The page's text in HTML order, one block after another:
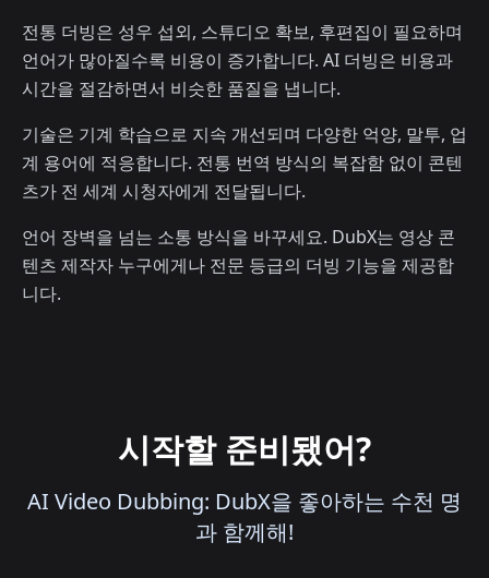
전통 더빙은 성우 섭외, 스튜디오 확보, 후편집이 필요하며
언어가 많아질수록 비용이 증가합니다. AI 더빙은 비용과
시간을 절감하면서 비슷한 품질을 냅니다.
기술은 기계 학습으로 지속 개선되며 다양한 억양, 말투, 업
계 용어에 적응합니다. 전통 번역 방식의 복잡함 없이 콘텐
츠가 전 세계 시청자에게 전달됩니다.
언어 장벽을 넘는 소통 방식을 바꾸세요. DubX는 영상 콘
텐츠 제작자 누구에게나 전문 등급의 더빙 기능을 제공합
니다.
시작할 준비됐어?
AI Video Dubbing: DubX을 좋아하는 수천 명
과 함께해!